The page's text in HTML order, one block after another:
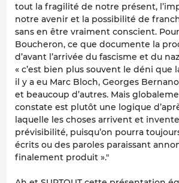
tout la fragilité de notre présent,
notre avenir et la possibilité de
sans en être vraiment conscient.
Boucheron, ce que documente la
d’avant l’arrivée du fascisme et du
« c’est bien plus souvent le déni que
il y a eu Marc Bloch, Georges
et beaucoup d’autres. Mais
constate est plutôt une logique
laquelle les choses arrivent et
prévisibilité, puisqu’on pourra
écrits ou des paroles paraissant
finalement produit »."